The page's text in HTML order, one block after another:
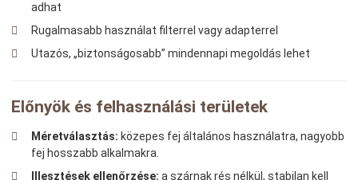
adhat
Rugalmasabb használat filterrel vagy adapterrel
Utazós, „biztonságosabb” mindennapi megoldás lehet
Előnyök és felhasználási területek
Méretválasztás: közepes fej általános használatra, nagyobb
fej hosszabb alkalmakra.
Illesztések ellenőrzése: a szárnak rés nélkül, stabilan kell